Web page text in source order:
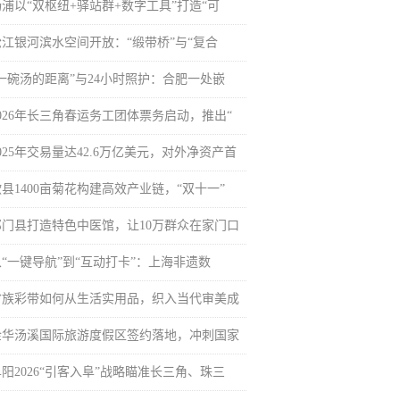
以“双枢纽+驿站群+数字工具”打造“可
银河滨水空间开放：“缎带桥”与“复合
碗汤的距离”与24小时照护：合肥一处嵌
年长三角春运务工团体票务启动，推出“
年交易量达42.6万亿美元，对外净资产首
1400亩菊花构建高效产业链，“双十一”
门县打造特色中医馆，让10万群众在家门口
“一键导航”到“互动打卡”：上海非遗数
彩带如何从生活实用品，织入当代审美成
汤溪国际旅游度假区签约落地，冲刺国家
2026“引客入阜”战略瞄准长三角、珠三